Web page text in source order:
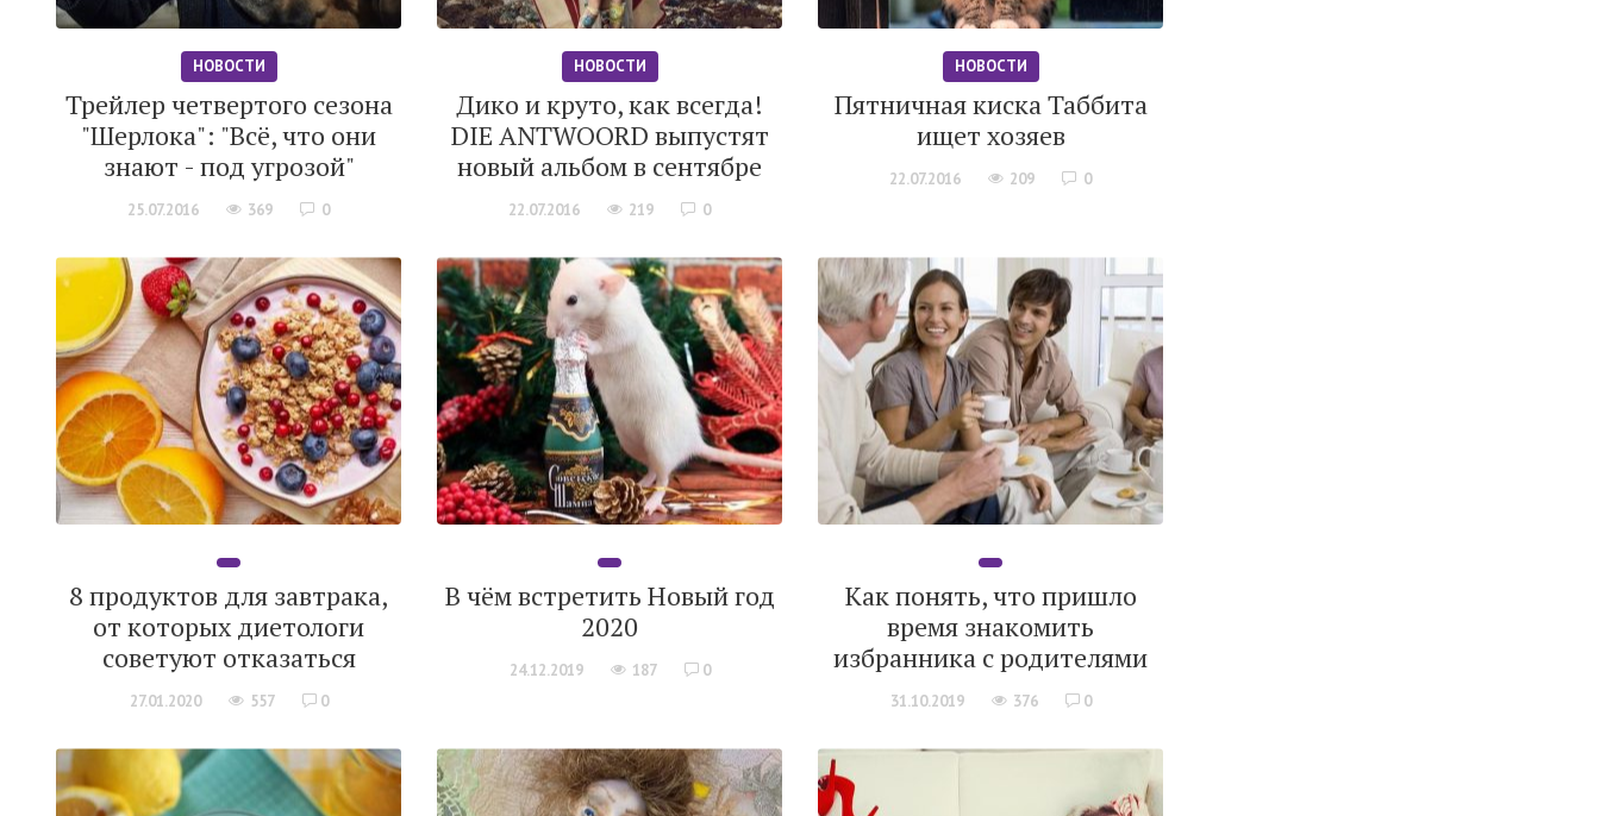
НОВОСТИ
Трейлер четвертого сезона
"Шерлока": "Всё, что они
знают - под угрозой"
25.07.2016 369 0
НОВОСТИ
Дико и круто, как всегда!
DIE ANTWOORD выпустят
новый альбом в сентябре
22.07.2016 219 0
НОВОСТИ
Пятничная киска Таббита
ищет хозяев
22.07.2016 209 0
8 продуктов для завтрака,
от которых диетологи
советуют отказаться
27.01.2020 557 0
В чём встретить Новый год
2020
24.12.2019 187 0
Как понять, что пришло
время знакомить
избранника с родителями
31.10.2019 376 0